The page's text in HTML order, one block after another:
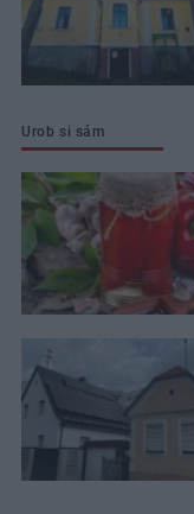
Urob si sám